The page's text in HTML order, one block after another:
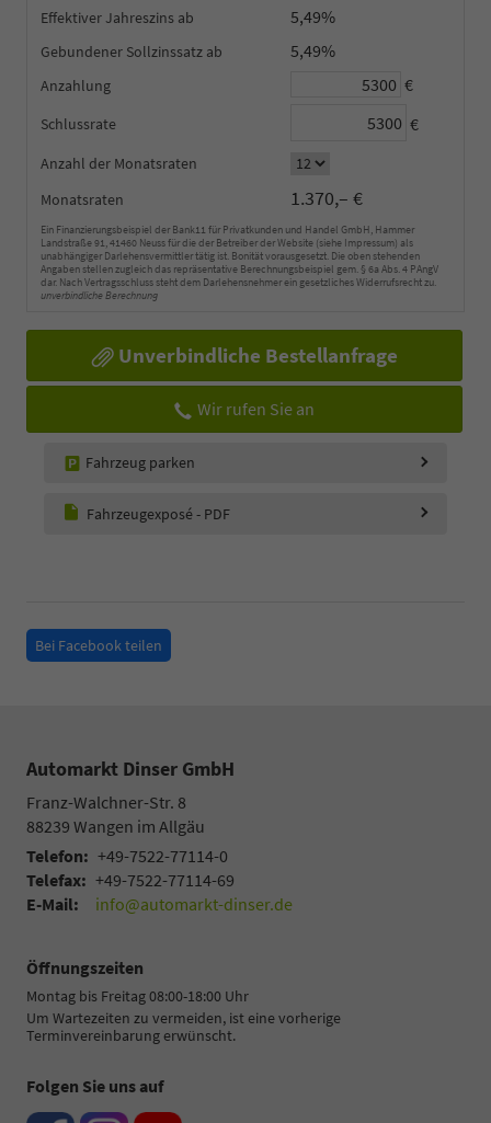
Effektiver Jahreszins 5,49%
Gebundener Sollzinssatz 5,49%
Anzahlung €
Schlussrate €
Anzahl der Monatsraten
Monatsraten
1.370,– €
Ein Finanzierungsbeispiel der Bank11 für Privatkunden und Handel GmbH, Hammer
Landstraße 91, 41460 Neuss für die der Betreiber der Website (siehe Impressum) als
unabhängiger Darlehensvermittler tätig ist. Bonität vorausgesetzt. Die oben stehenden
Angaben stellen zugleich das repräsentative Berechnungsbeispiel gem. § 6a Abs. 4 PAngV
dar. Nach Vertragsschluss steht dem Darlehensnehmer ein gesetzliches Widerrufsrecht zu.
unverbindliche Berechnung
Unverbindliche Bestellanfrage
Wir rufen Sie an
Fahrzeug parken
Fahrzeugexposé - PDF
Bei Facebook teilen
Automarkt Dinser GmbH
Franz-Walchner-Str. 8
88239 Wangen im Allgäu
Telefon: +49-7522-77114-0
Telefax: +49-7522-77114-69
E-Mail:
info@automarkt-dinser.de
Öffnungszeiten
Montag bis Freitag 08:00-18:00 Uhr
Um Wartezeiten zu vermeiden, ist eine vorherige
Terminvereinbarung erwünscht.
Folgen Sie uns auf